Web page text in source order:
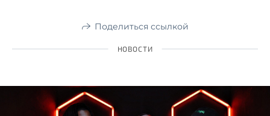
Поделиться ссылкой
НОВОСТИ